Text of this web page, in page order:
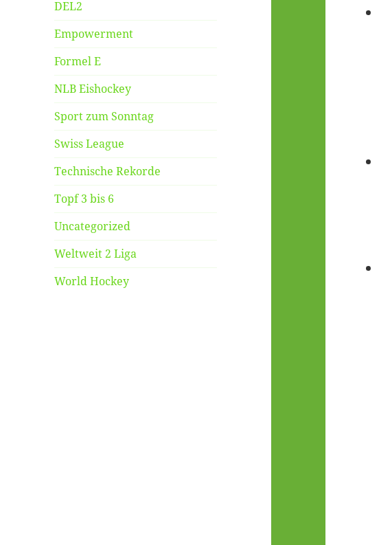
DEL2
Empowerment
Formel E
NLB Eishockey
Sport zum Sonntag
Swiss League
Technische Rekorde
Topf 3 bis 6
Uncategorized
Weltweit 2 Liga
World Hockey